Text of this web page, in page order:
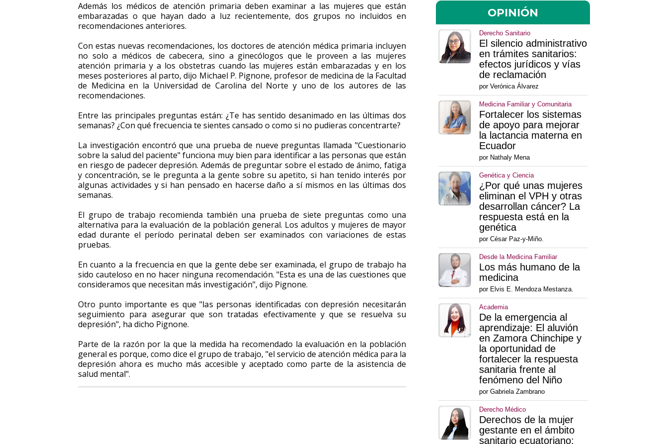
OPINIÓN
Derecho Sanitario
El silencio administrativo
en trámites sanitarios:
efectos jurídicos y vías
de reclamación
por Verónica Álvarez
Medicina Familiar y Comunitaria
Fortalecer los sistemas
de apoyo para mejorar
la lactancia materna en
Ecuador
por Nathaly Mena
Genética y Ciencia
¿Por qué unas mujeres
eliminan el VPH y otras
desarrollan cáncer? La
respuesta está en la
genética
por César Paz-y-Miño.
Desde la Medicina Familiar
Los más humano de la
medicina
por Elvis E. Mendoza Mestanza.
Academia
De la emergencia al
aprendizaje: El aluvión
en Zamora Chinchipe y
la oportunidad de
fortalecer la respuesta
sanitaria frente al
fenómeno del Niño
por Gabriela Zambrano
Derecho Médico
Derechos de la mujer
gestante en el ámbito
sanitario ecuatoriano:
Además los médicos de atención primaria deben examinar a las mujeres que están
embarazadas o que hayan dado a luz recientemente, dos grupos no incluidos en
recomendaciones anteriores.
Con estas nuevas recomendaciones, los doctores de atención médica primaria incluyen
no solo a médicos de cabecera, sino a ginecólogos que le proveen a las mujeres
atención primaria y a los obstetras cuando las mujeres están embarazadas y en los
meses posteriores al parto, dijo Michael P. Pignone, profesor de medicina de la Facultad
de Medicina en la Universidad de Carolina del Norte y uno de los autores de las
recomendaciones.
Entre las principales preguntas están: ¿Te has sentido desanimado en las últimas dos
semanas? ¿Con qué frecuencia te sientes cansado o como si no pudieras concentrarte?
La investigación encontró que una prueba de nueve preguntas llamada "Cuestionario
sobre la salud del paciente" funciona muy bien para identificar a las personas que están
en riesgo de padecer depresión. Además de preguntar sobre el estado de ánimo, fatiga
y concentración, se le pregunta a la gente sobre su apetito, si han tenido interés por
algunas actividades y si han pensado en hacerse daño a sí mismos en las últimas dos
semanas.
El grupo de trabajo recomienda también una prueba de siete preguntas como una
alternativa para la evaluación de la población general. Los adultos y mujeres de mayor
edad durante el período perinatal deben ser examinados con variaciones de estas
pruebas.
En cuanto a la frecuencia en que la gente debe ser examinada, el grupo de trabajo ha
sido cauteloso en no hacer ninguna recomendación. "Esta es una de las cuestiones que
consideramos que necesitan más investigación", dijo Pignone.
Otro punto importante es que "las personas identificadas con depresión necesitarán
seguimiento para asegurar que son tratadas efectivamente y que se resuelva su
depresión", ha dicho Pignone.
Parte de la razón por la que la medida ha recomendado la evaluación en la población
general es porque, como dice el grupo de trabajo, "el servicio de atención médica para la
depresión ahora es mucho más accesible y aceptado como parte de la asistencia de
salud mental".